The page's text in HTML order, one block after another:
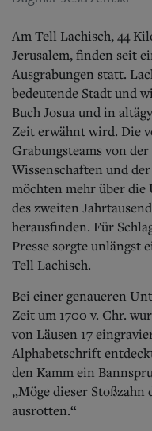
Danzig
Am Tell Lachisch, 44
Jerusalem, finden seit
Ausgrabungen statt.
bedeutende Stadt und
Buch Josua und in
Zeit erwähnt wird. Die
Grabungsteams von
Wissenschaften und
möchten mehr über
des zweiten
herausfinden. Für
Presse sorgte unlängst
Tell Lachisch.
Bei einer genaueren
Zeit um 1700 v. Chr.
von Läusen 17
Alphabetschrift
den Kamm ein
„Möge dieser
ausrotten.“